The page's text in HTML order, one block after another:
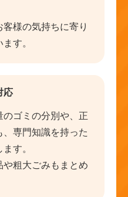
様の気持ちに寄り
す。
応
ゴミの分別や、正
、専門知識を持った
す。
粗大ごみもまとめ